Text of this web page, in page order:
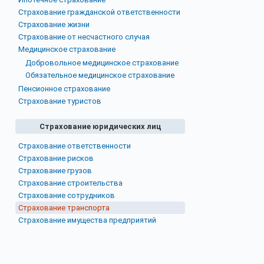
Страхование гражданской ответственности
Страхование жизни
Страхование от несчастного случая
Медицинское страхование
Добровольное медицинское страхование
Обязательное медицинское страхование
Пенсионное страхование
Страхование туристов
Страхование юридических лиц
Страхование ответственности
Страхование рисков
Страхование грузов
Страхование строительства
Страхование сотрудников
Страхование транспорта
Страхование имущества предприятий